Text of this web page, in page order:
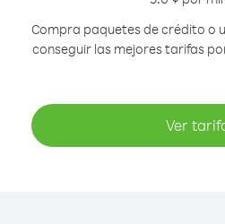
Compra paquetes de crédito o
conseguir las mejores tarifas
Ver